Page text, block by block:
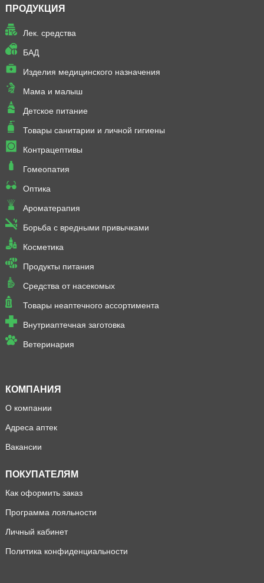
ПРОДУКЦИЯ
Лек. средства
БАД
Изделия медицинского назначения
Мама и малыш
Детское питание
Товары санитарии и личной гигиены
Контрацептивы
Гомеопатия
Оптика
Ароматерапия
Борьба с вредными привычками
Косметика
Продукты питания
Средства от насекомых
Товары неаптечного ассортимента
Внутриаптечная заготовка
Ветеринария
КОМПАНИЯ
О компании
Адреса аптек
Вакансии
ПОКУПАТЕЛЯМ
Как оформить заказ
Программа лояльности
Личный кабинет
Политика конфиденциальности